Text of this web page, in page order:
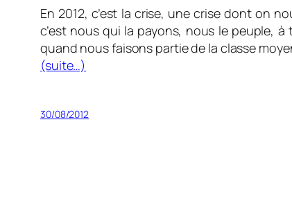
En 2012, c’est la crise, une crise dont on
c’est nous qui la payons, nous le peuple,
quand nous faisons partie de la classe
(suite…)
30/08/2012